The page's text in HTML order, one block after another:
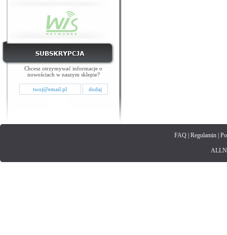
Chcesz otrzymywać informacje o
nowościach w naszym sklepie?
FAQ| Regulamin|